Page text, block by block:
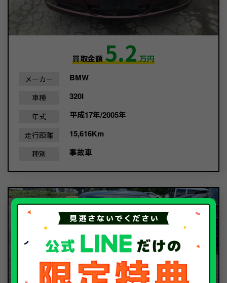
買取金額5.2万円
メーカー BMW
車種 320I
年式 平成17年/2005年
走行距離 15,616Km
種別 事故車